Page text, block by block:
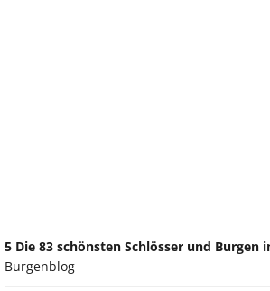
5 Die 83 schönsten Schlösser und Burgen
Burgenblog